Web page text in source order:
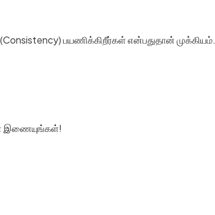
பயணிக்கிறீர்கள் என்பதுதான் முக்கியம்.
இணையுங்கள்!